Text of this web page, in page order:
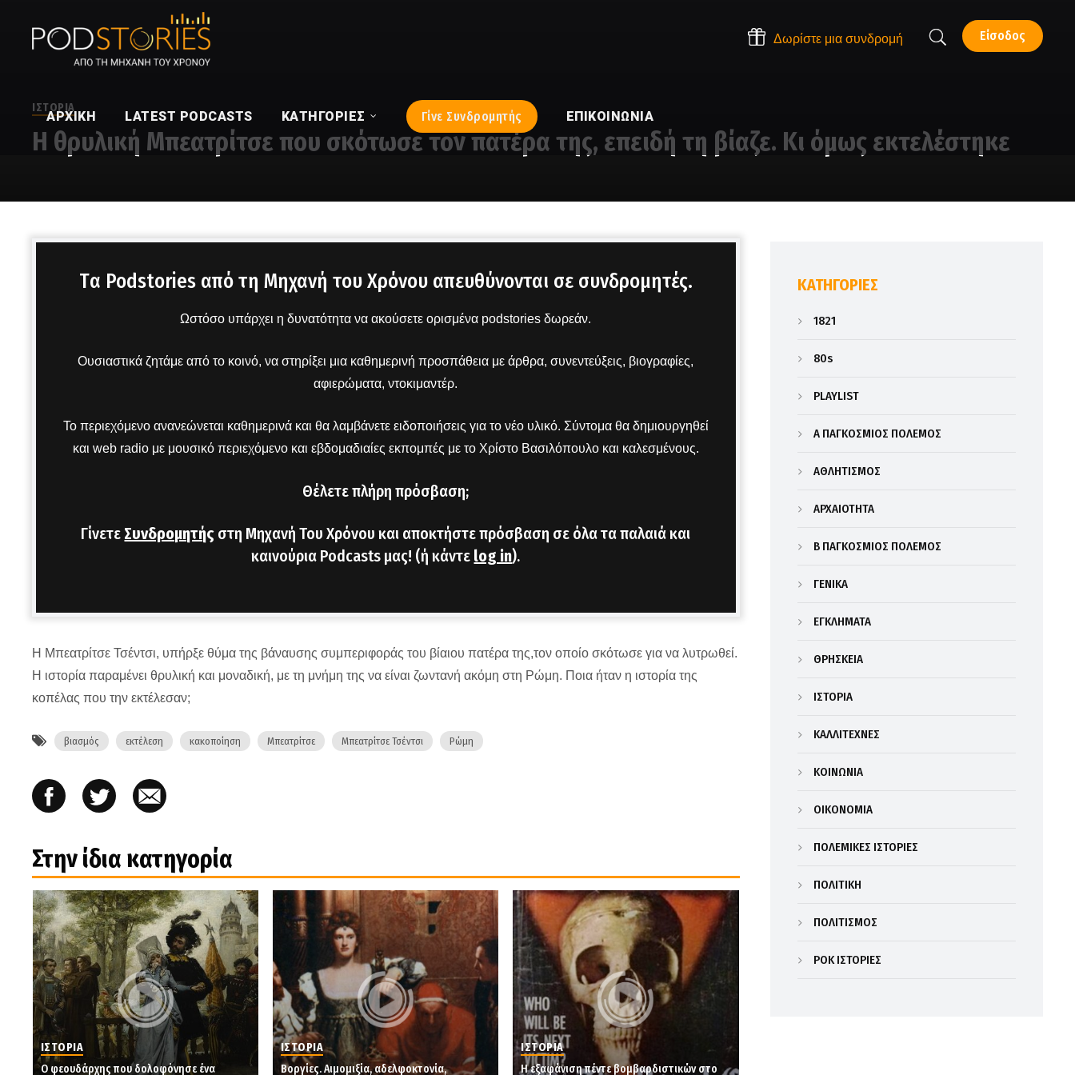
Είσοδος
Δωρίστε μια συνδρομή
ΑΡΧΙΚΉ LATEST PODCASTS ΚΑΤΗΓΟΡΊΕΣ Γίνε Συνδρομητής ΕΠΙΚΟΙΝΩΝΊΑ
ΙΣΤΟΡΙΑ
Η θρυλική Μπεατρίτσε που σκότωσε τον πατέρα της, επειδή τη βίαζε. Κι όμως εκτελέστηκε
Tα Podstories από τη Μηχανή του Χρόνου απευθύνονται σε συνδρομητές.
Ωστόσο υπάρχει η δυνατότητα να ακούσετε ορισμένα podstories δωρεάν.
Ουσιαστικά ζητάμε από το κοινό, να στηρίξει μια καθημερινή προσπάθεια με άρθρα, συνεντεύξεις, βιογραφίες,
αφιερώματα, ντοκιμαντέρ.
Το περιεχόμενο ανανεώνεται καθημερινά και θα λαμβάνετε ειδοποιήσεις για το νέο υλικό. Σύντομα θα δημιουργηθεί
και web radio με μουσικό περιεχόμενο και εβδομαδιαίες εκπομπές με το Χρίστο Βασιλόπουλο και καλεσμένους.
Θέλετε πλήρη πρόσβαση;
Γίνετε Συνδρομητής στη Μηχανή Του Χρόνου και αποκτήστε πρόσβαση σε όλα τα παλαιά και
καινούρια Podcasts μας! (ή κάντε log in).
Η Μπεατρίτσε Τσέντσι, υπήρξε θύμα της βάναυσης συμπεριφοράς του βίαιου πατέρα της,τον οποίο σκότωσε για να λυτρωθεί.
Η ιστορία παραμένει θρυλική και μοναδική, με τη μνήμη της να είναι ζωντανή ακόμη στη Ρώμη. Ποια ήταν η ιστορία της
κοπέλας που την εκτέλεσαν;
βιασμός εκτέλεση κακοποίηση Μπεατρίτσε Μπεατρίτσε Τσέντσι Ρώμη
Στην ίδια κατηγορία
ΙΣΤΟΡΙΑ
Ο φεουδάρχης που δολοφόνησε ένα
ΙΣΤΟΡΙΑ
Βοργίες. Αιμομιξία, αδελφοκτονία,
ΙΣΤΟΡΙΑ
Η εξαφάνιση πέντε βομβαρδιστικών στο
KΑΤΗΓΟΡΊΕΣ
1821
80s
PLAYLIST
Α΄ ΠΑΓΚΟΣΜΙΟΣ ΠΟΛΕΜΟΣ
ΑΘΛΗΤΙΣΜΟΣ
ΑΡΧΑΙΟΤΗΤΑ
Β΄ ΠΑΓΚΟΣΜΙΟΣ ΠΟΛΕΜΟΣ
ΓΕΝΙΚΑ
ΕΓΚΛΗΜΑΤΑ
ΘΡΗΣΚΕΙΑ
ΙΣΤΟΡΙΑ
ΚΑΛΛΙΤΕΧΝΕΣ
ΚΟΙΝΩΝΙΑ
ΟΙΚΟΝΟΜΙΑ
ΠΟΛΕΜΙΚΕΣ ΙΣΤΟΡΙΕΣ
ΠΟΛΙΤΙΚΗ
ΠΟΛΙΤΙΣΜΟΣ
ΡΟΚ ΙΣΤΟΡΙΕΣ